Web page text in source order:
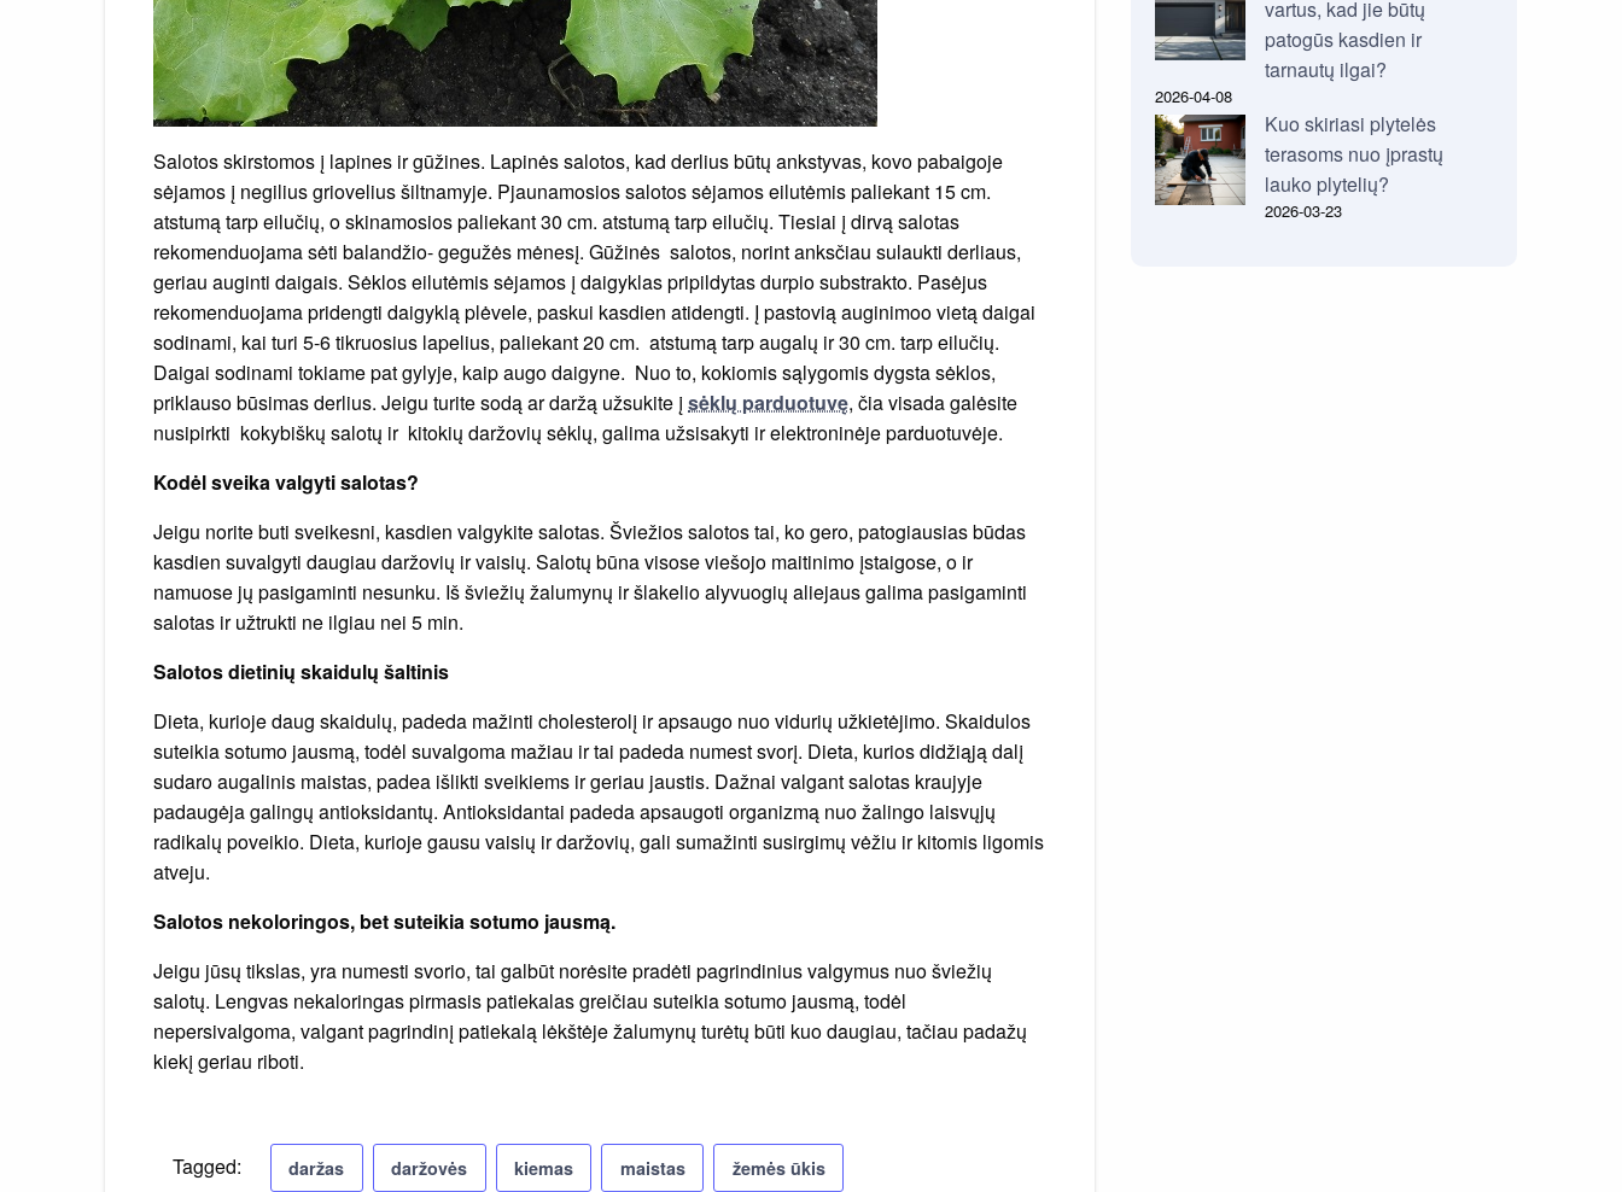
Salotos skirstomos į lapines ir gūžines. Lapinės salotos, kad derlius būtų ankstyvas, kovo pabaigoje
sėjamos į negilius griovelius šiltnamyje. Pjaunamosios salotos sėjamos eilutėmis paliekant 15 cm.
atstumą tarp eilučių, o skinamosios paliekant 30 cm. atstumą tarp eilučių. Tiesiai į dirvą salotas
rekomenduojama sėti balandžio- gegužės mėnesį. Gūžinės salotos, norint anksčiau sulaukti derliaus,
geriau auginti daigais. Sėklos eilutėmis sėjamos į daigyklas pripildytas durpio substrakto. Pasėjus
rekomenduojama pridengti daigyklą plėvele, paskui kasdien atidengti. Į pastovią auginimoo vietą daigai
sodinami, kai turi 5-6 tikruosius lapelius, paliekant 20 cm. atstumą tarp augalų ir 30 cm. tarp eilučių.
Daigai sodinami tokiame pat gylyje, kaip augo daigyne. Nuo to, kokiomis sąlygomis dygsta sėklos,
priklauso būsimas derlius. Jeigu turite sodą ar daržą užsukite į sėklų parduotuvę, čia visada galėsite
nusipirkti kokybiškų salotų ir kitokių daržovių sėklų, galima užsisakyti ir elektroninėje parduotuvėje.
Kodėl sveika valgyti salotas?
Jeigu norite buti sveikesni, kasdien valgykite salotas. Šviežios salotos tai, ko gero, patogiausias būdas
kasdien suvalgyti daugiau daržovių ir vaisių. Salotų būna visose viešojo maitinimo įstaigose, o ir
namuose jų pasigaminti nesunku. Iš šviežių žalumynų ir šlakelio alyvuogių aliejaus galima pasigaminti
salotas ir užtrukti ne ilgiau nei 5 min.
Salotos dietinių skaidulų šaltinis
Dieta, kurioje daug skaidulų, padeda mažinti cholesterolį ir apsaugo nuo vidurių užkietėjimo. Skaidulos
suteikia sotumo jausmą, todėl suvalgoma mažiau ir tai padeda numest svorį. Dieta, kurios didžiąją dalį
sudaro augalinis maistas, padea išlikti sveikiems ir geriau jaustis. Dažnai valgant salotas kraujyje
padaugėja galingų antioksidantų. Antioksidantai padeda apsaugoti organizmą nuo žalingo laisvųjų
radikalų poveikio. Dieta, kurioje gausu vaisių ir daržovių, gali sumažinti susirgimų vėžiu ir kitomis ligomis
atveju.
Salotos nekoloringos, bet suteikia sotumo jausmą.
Jeigu jūsų tikslas, yra numesti svorio, tai galbūt norėsite pradėti pagrindinius valgymus nuo šviežių
salotų. Lengvas nekaloringas pirmasis patiekalas greičiau suteikia sotumo jausmą, todėl
nepersivalgoma, valgant pagrindinį patiekalą lėkštėje žalumynų turėtų būti kuo daugiau, tačiau padažų
kiekį geriau riboti.
Tagged: daržas daržovės kiemas maistas žemės ūkis
vartus, kad jie būtų
patogūs kasdien ir
tarnautų ilgai?
2026-04-08
Kuo skiriasi plytelės
terasoms nuo įprastų
lauko plytelių?
2026-03-23